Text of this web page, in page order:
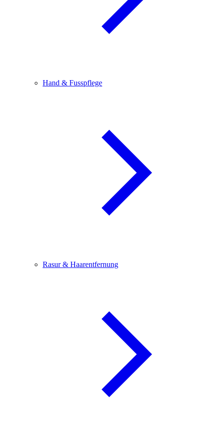
Hand & Fusspflege
Rasur & Haarentfernung